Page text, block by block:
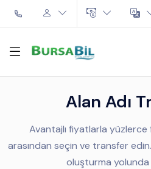
Alan Adı
Avantajlı fiyatlarla yüzlerce
arasından seçin ve transfer
oluşturma yolunda